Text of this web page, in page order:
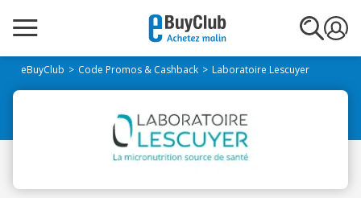
eBuyClub Code Promos & Cashback Laboratoire Lescuyer